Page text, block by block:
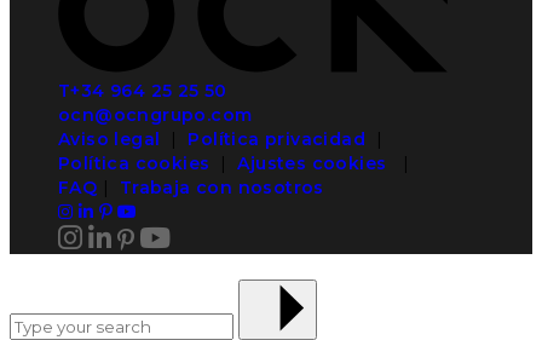
T+34 964 25 25 50
ocn@ocngrupo.com
Aviso legal
Política privacidad
Política cookies |Ajustes cookies
FAQ
Trabaja con nosotros